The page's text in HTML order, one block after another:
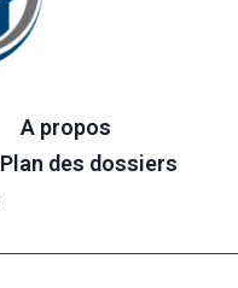
A propos
Plan des dossiers